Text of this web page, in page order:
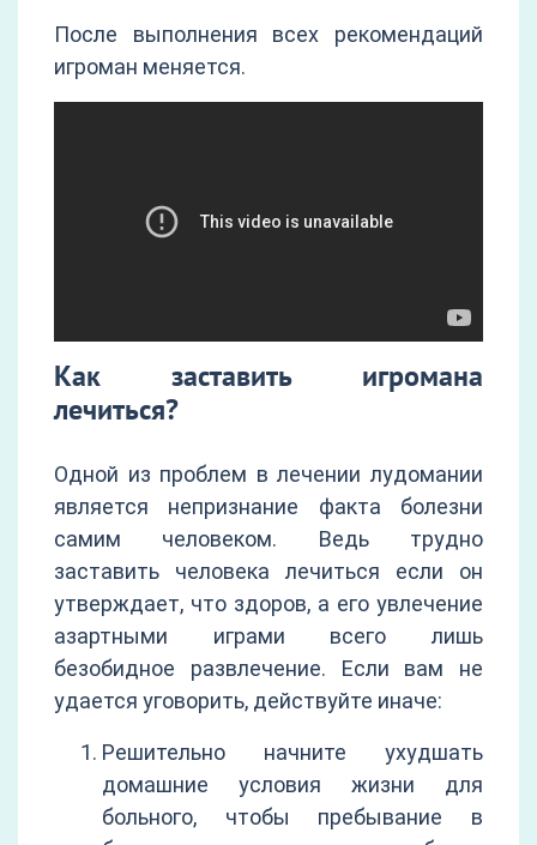
После выполнения всех рекомендаций
игроман меняется.
Как заставить игромана
лечиться?
Одной из проблем в лечении лудомании
является непризнание факта болезни
самим человеком. Ведь трудно
заставить человека лечиться если он
утверждает, что здоров, а его увлечение
азартными играми всего лишь
безобидное развлечение. Если вам не
удается уговорить, действуйте иначе:
Решительно начните ухудшать
домашние условия жизни для
больного, чтобы пребывание в